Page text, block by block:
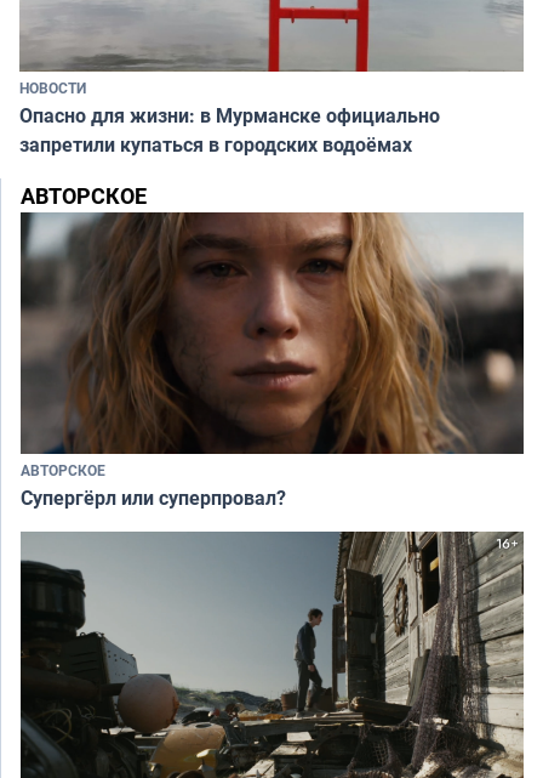
НОВОСТИ
Опасно для жизни: в Мурманске официально
запретили купаться в городских водоёмах
АВТОРСКОЕ
АВТОРСКОЕ
Супергёрл или суперпровал?